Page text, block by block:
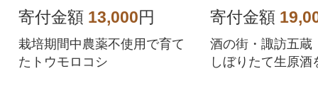
寄付金額 13,000円
栽培期間中農薬不使用で育て
たトウモロコシ
寄付金額
酒の街・諏訪五蔵
しぼりたて生原酒